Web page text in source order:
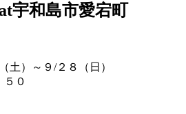
宇和島市愛宕町
土）～９/２８（日）
５０